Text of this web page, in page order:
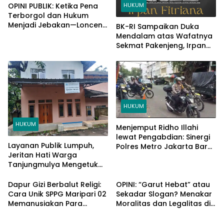
OPINI PUBLIK: Ketika Pena
Terborgol dan Hukum
Menjadi Jebakan—Lonceng
HUKUM
BK-RI Sampaikan Duka
Mendalam atas Wafatnya
Sekmat Pakenjeng, Irpan
HUKUM
Layanan Publik Lumpuh,
Jeritan Hati Warga
Tanjungmulya Mengetuk
Pemimpin Garut
HUKUM
Menjemput Ridho Illahi
lewat Pengabdian: Sinergi
Polres Metro Jakarta Barat
Dapur Gizi Berbalut Religi:
Cara Unik SPPG Maripari 02
Memanusiakan Para
OPINI: “Garut Hebat” atau
Sekadar Slogan? Menakar
Moralitas dan Legalitas di